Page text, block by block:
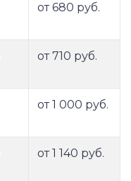
от 680 руб.
от 710 руб.
от 1 000 руб.
от 1 140 руб.